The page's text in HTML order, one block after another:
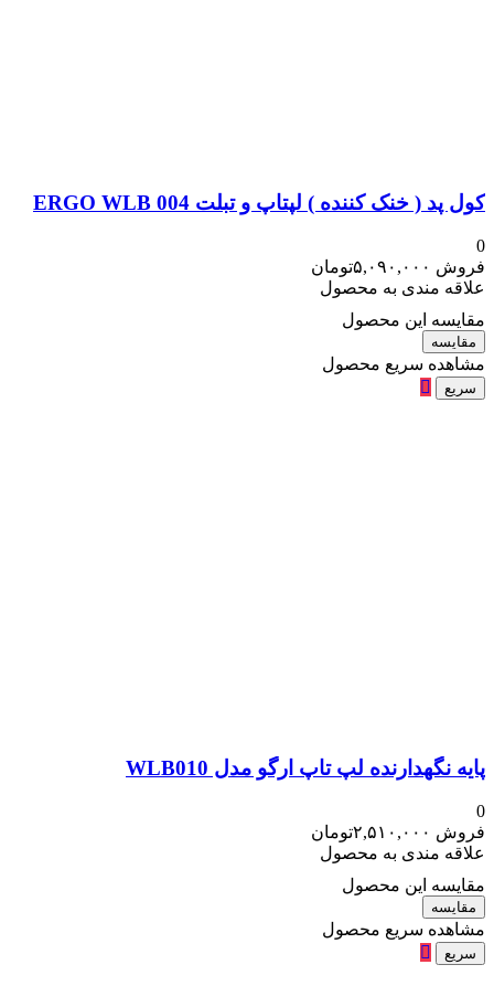
کول پد ( خنک کننده ) لپتاپ و تبلت ERGO WLB 004
0
فروش ۵,۰۹۰,۰۰۰تومان
علاقه مندی به محصول
مقایسه این محصول
مقایسه
مشاهده سریع محصول
سریع
پایه نگهدارنده لپ تاپ ارگو مدل WLB010
0
فروش ۲,۵۱۰,۰۰۰تومان
علاقه مندی به محصول
مقایسه این محصول
مقایسه
مشاهده سریع محصول
سریع